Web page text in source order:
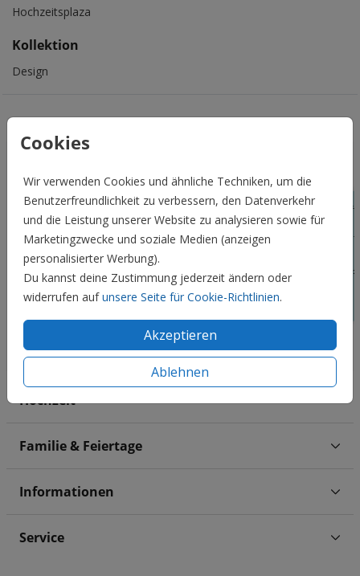
Cookies
Wir verwenden Cookies und ähnliche Techniken, um die
Benutzerfreundlichkeit zu verbessern, den Datenverkehr
und die Leistung unserer Website zu analysieren sowie für
Marketingzwecke und soziale Medien (anzeigen
personalisierter Werbung).
Du kannst deine Zustimmung jederzeit ändern oder
widerrufen aufunsere Seite für Cookie-Richtlinien.
Akzeptieren
Ablehnen
Hochzeitsplaza
Kollektion
Design
Das könnte Euch auch gefallen
Hochzeit
Familie & Feiertage
Informationen
Service